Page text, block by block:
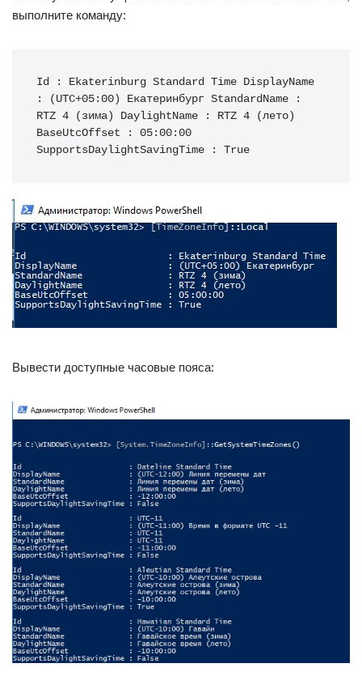
выполните команду:
Id : Ekaterinburg Standard Time DisplayName
: (UTC+05:00) Екатеринбург StandardName :
RTZ 4 (зима) DaylightName : RTZ 4 (лето)
BaseUtcOffset : 05:00:00
SupportsDaylightSavingTime : True
Вывести доступные часовые пояса: